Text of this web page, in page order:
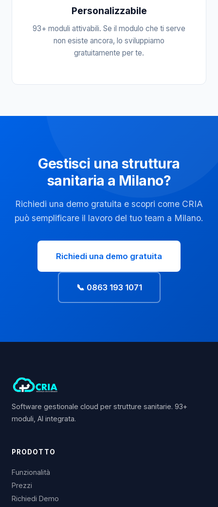
Personalizzabile
93+ moduli attivabili. Se il modulo che ti serve
non esiste ancora, lo sviluppiamo
gratuitamente per te.
Gestisci una struttura
sanitaria a Milano?
Richiedi una demo gratuita e scopri come CRIA
può semplificare il lavoro del tuo team a Milano.
Richiedi una demo gratuita
📞 0863 193 1071
Software gestionale cloud per strutture sanitarie. 93+
moduli, AI integrata.
PRODOTTO
Funzionalità
Prezzi
Richiedi Demo